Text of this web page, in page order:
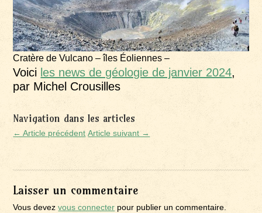
Cratère de Vulcano – îles Éoliennes –
Voici les news de géologie de janvier 2024,
par Michel Crousilles
Navigation dans les articles
← Article précédent Article suivant →
Laisser un commentaire
Vous devezvous connecter pour publier un commentaire.